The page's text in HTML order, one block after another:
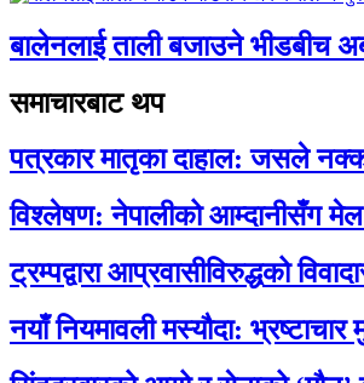
बालेनलाई ताली बजाउने
समाचारबाट थप
पत्रकार मातृका दाहाल: जसले
विश्लेषण: नेपालीको आम्दानीसँग
ट्रम्पद्वारा आप्रवासीविरुद्धको
नयाँ नियमावली मस्यौदा: